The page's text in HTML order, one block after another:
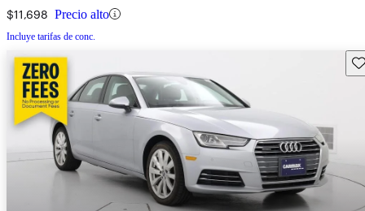
$11,698 Precio alto
Incluye tarifas de conc.